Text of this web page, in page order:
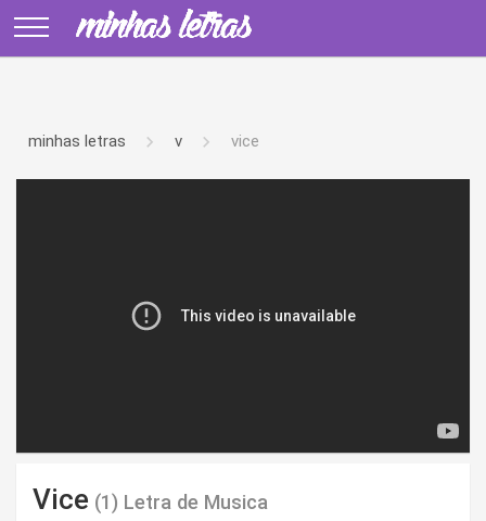
minhas letras v vice
Vice (1) Letra de Musica